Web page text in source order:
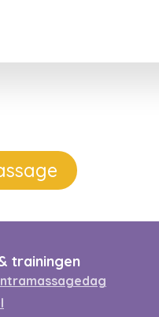
trainingen